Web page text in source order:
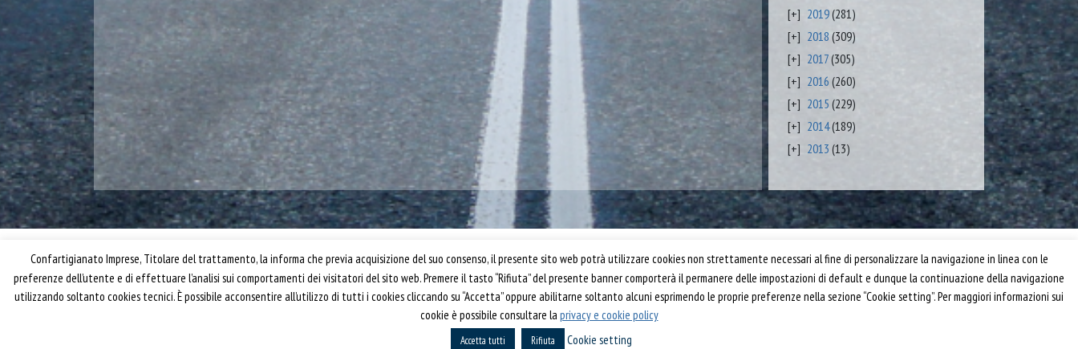
2019(281)
2018 (309)
2017(305)
2016 (260)
2015 (229)
2014(189)
2013 (13)
Confartigianato Trasporti
Via S. Giovanni in Laterano, 152 | 00184 Roma
T: 06 70374.275
trasporti@confartigianato.it
confartigianatotrasporti@pec.it
Privacy e Cookie Policy
Informativa
Riferimenti
Confartigianato Imprese, Titolare del trattamento, la informa che previa acquisizione del suo consenso, il presente sito web potrà utilizzare cookies non strettamente necessari al fine di personalizzare la navigazione in linea con le
preferenze dell’utente e di effettuare l’analisi sui comportamenti dei visitatori del sito web. Premere il tasto “Rifiuta” del presente banner comporterà il permanere delle impostazioni di default e dunque la continuazione della navigazione
utilizzando soltanto cookies tecnici. È possibile acconsentire all’utilizzo di tutti i cookies cliccando su “Accetta” oppure abilitarne soltanto alcuni esprimendo le proprie preferenze nella sezione “Cookie setting”. Per maggiori informazioni sui
cookie è possibile consultare la privacy e cookie policy
Accetta tutti Rifiuta Cookie setting